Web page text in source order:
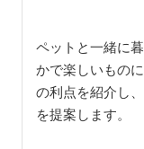
ペットと一緒に
かで楽しいもの
の利点を紹介し
を提案します。